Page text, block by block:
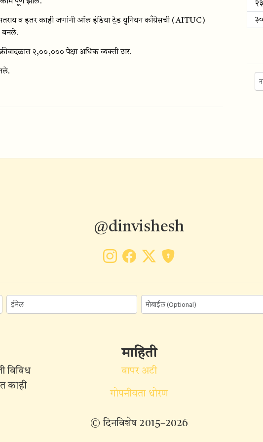
व इतर काही जणांनी ऑल इंडिया ट्रेड युनियन काँग्रेसची (AITUC)
बनले.
२,००,००० पेक्षा अधिक व्यक्ती ठार.
२३
३०
@dinvishesh
विविध
काही
माहिती
वापर अटी
गोपनीयता धोरण
© दिनविशेष 2015–2026